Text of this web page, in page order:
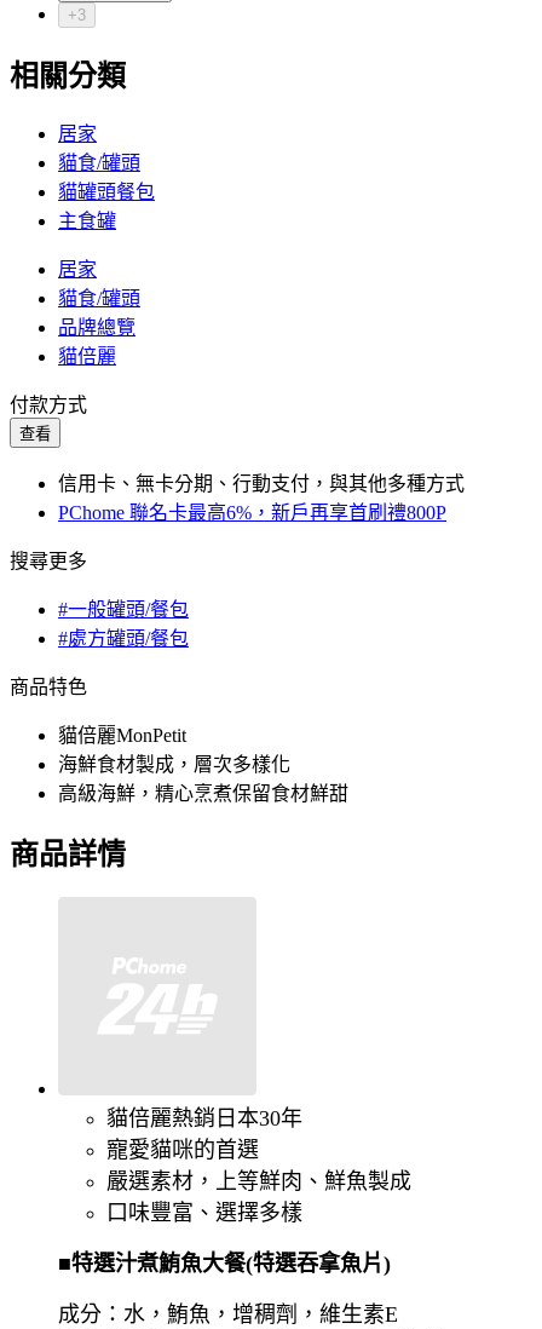
+3
相關分類
居家
貓食/罐頭
貓罐頭餐包
主食罐
居家
貓食/罐頭
品牌總覽
貓倍麗
付款方式
查看
信用卡、無卡分期、行動支付，與其他多種方式
PChome 聯名卡最高6%，新戶再享首刷禮800P
搜尋更多
#一般罐頭/餐包
#處方罐頭/餐包
商品特色
貓倍麗MonPetit
海鮮食材製成，層次多樣化
高級海鮮，精心烹煮保留食材鮮甜
商品詳情
貓倍麗熱銷日本30年
寵愛貓咪的首選
嚴選素材，上等鮮肉、鮮魚製成
口味豐富、選擇多樣
■特選汁煮鮪魚大餐(特選吞拿魚片)
成分：水，鮪魚，增稠劑，維生素E